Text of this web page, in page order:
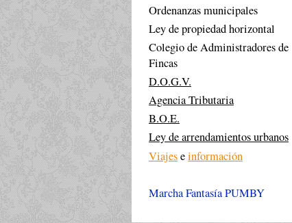
Ordenanzas municipales
Ley de propiedad horizontal
Colegio de Administradores de
Fincas
D.O.G.V.
Agencia Tributaria
B.O.E.
Ley de arrendamientos urbanos
Viajeseinformación
Marcha Fantasía PUMBY